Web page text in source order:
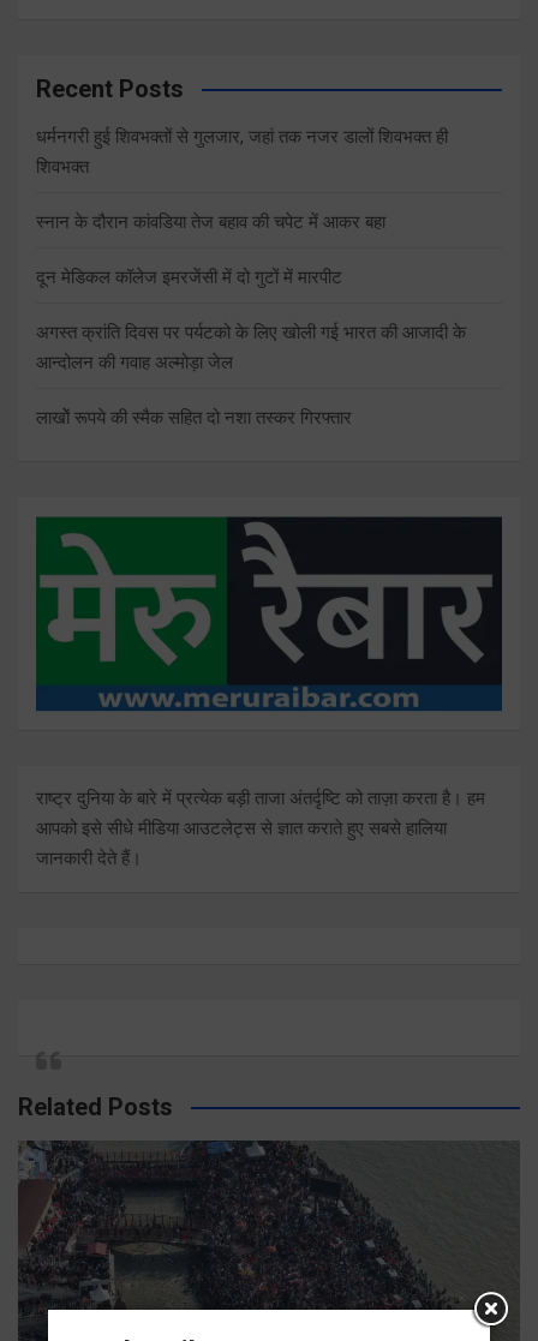
Recent Posts
धर्मनगरी हुई शिवभक्तों से गुलजार, जहां तक नजर डालों शिवभक्त ही
शिवभक्त
स्नान के दौरान कांवडिया तेज बहाव की चपेट में आकर बहा
दून मेडिकल कॉलेज इमरजेंसी में दो गुटों में मारपीट
अगस्त क्रांति दिवस पर पर्यटको के लिए खोली गई भारत की आजादी के
आन्दोलन की गवाह अल्मोड़ा जेल
लाखोें रूपये की स्मैक सहित दो नशा तस्कर गिरफ्तार
राष्ट्र दुनिया के बारे में प्रत्येक बड़ी ताजा अंतर्दृष्टि को ताज़ा करता है। हम
आपको इसे सीधे मीडिया आउटलेट्स से ज्ञात कराते हुए सबसे हालिया
जानकारी देते हैं।
Related Posts